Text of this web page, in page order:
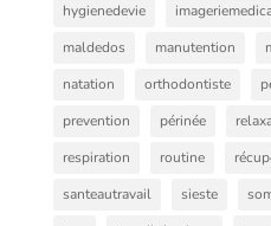
hygienedevie
maldedos
manutention
natation
orthodontiste
prevention
périnée
respiration
routine
santeautravail
sieste